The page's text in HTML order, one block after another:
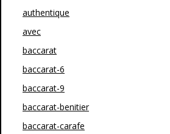
authentique
avec
baccarat
baccarat-6
baccarat-9
baccarat-benitier
baccarat-carafe